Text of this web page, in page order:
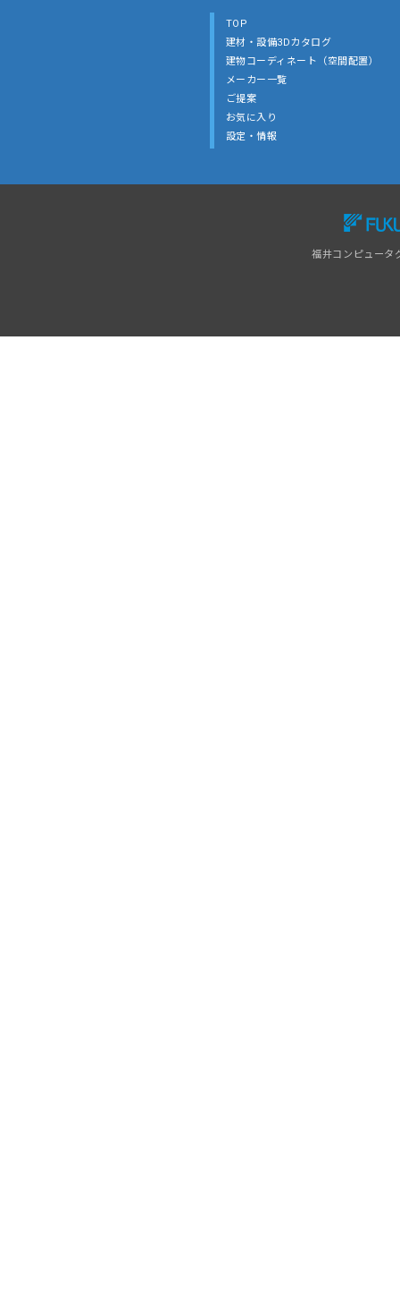
TOP
建材・設備3Dカタログ
建物コーディネート（空間配置）
メーカー一覧
ご提案
お気に入り
設定・情報
福井コンピュータ